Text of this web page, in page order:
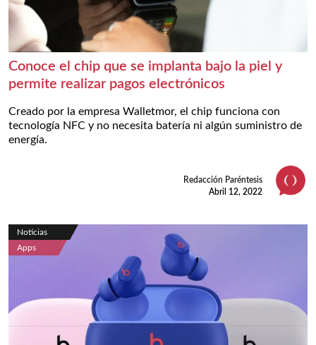
Conoce el chip que se implanta bajo la piel y
permite realizar pagos electrónicos
Creado por la empresa Walletmor, el chip funciona con
tecnología NFC y no necesita batería ni algún suministro de
energía.
Redacción Paréntesis
Abril 12, 2022
Noticias
Apps